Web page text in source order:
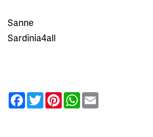
Sanne
Sardinia4all
Facebook
TwitterPinterestWhatsApp